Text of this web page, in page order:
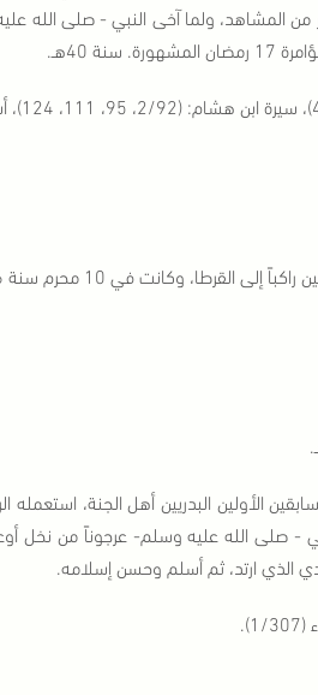
المشاهد، ولما آخى النبي - صلى الله
40هـ.
القرطا، وكانت في 10 محرم سنة 6هـ.
الأولين البدريين أهل الجنة،
- صلى الله عليه وسلم- عرجوناً من نخل
الذي ارتد، ثم أسلم وحسن إسلامه.